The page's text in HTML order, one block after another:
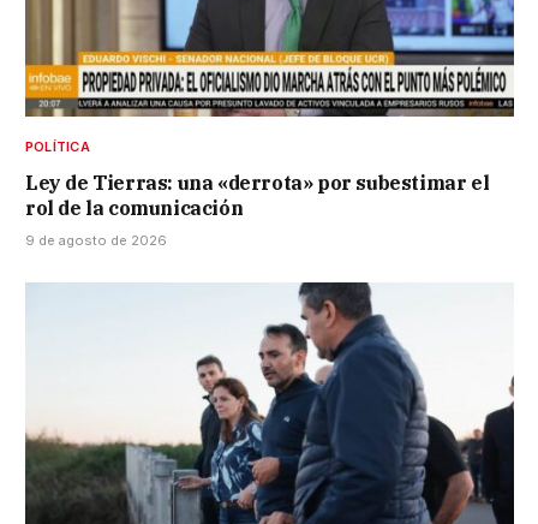
POLÍTICA
Ley de Tierras: una «derrota» por subestimar el
rol de la comunicación
9 de agosto de 2026